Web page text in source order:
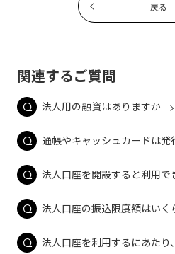
戻る
関連するご質問
法人用の融資はありますか
通帳やキャッシュカードは発
法人口座を開設すると利用で
法人口座の振込限度額はいく
法人口座を利用するにあたり